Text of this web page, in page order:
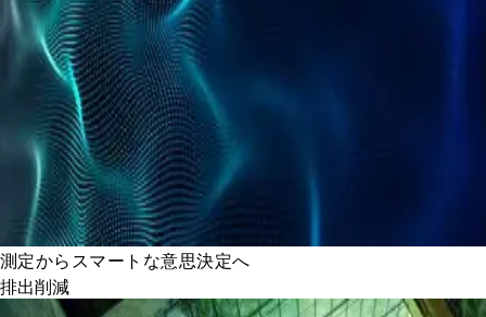
測定からスマートな意思決定へ
排出削減